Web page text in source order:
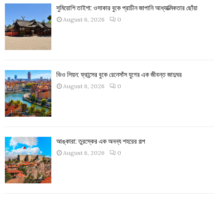
সুমিয়োশি তাইশা: ওসাকার বুকে প্রাচীন জাপানি আধ্যাত্মিকতার ছোঁয়া
August 6, 2026 0
ভিও লিয়ন: ফ্রান্সের বুকে রেনেসাঁস যুগের এক জীবন্ত জাদুঘর
August 6, 2026 0
আঙ্কারা: তুরস্কের এক অনন্য শহরের গল্প
August 6, 2026 0